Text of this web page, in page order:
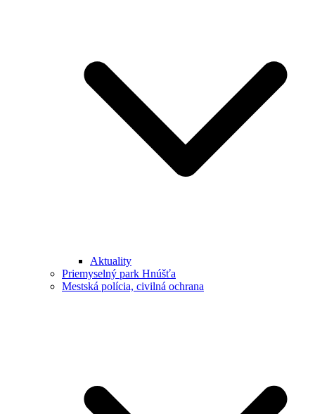
Aktuality
Priemyselný park Hnúšťa
Mestská polícia, civilná ochrana